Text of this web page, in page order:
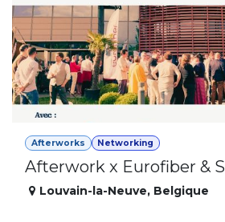
Afterworks Networking
Afterwork x Eurofiber &
Louvain-la-Neuve, Belgique